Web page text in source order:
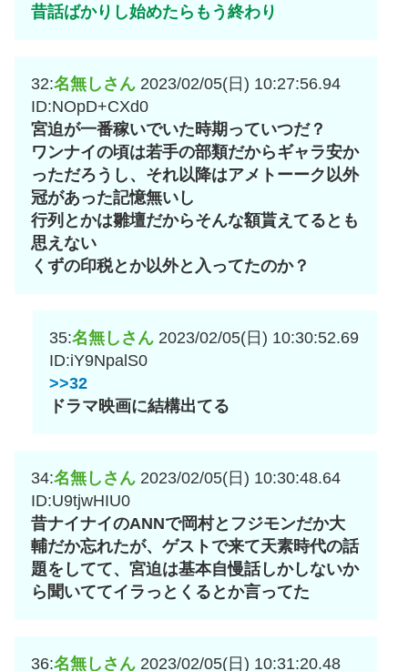
昔話ばかりし始めたらもう終わり
32:名無しさん 2023/02/05(日) 10:27:56.94
ID:NOpD+CXd0
宮迫が一番稼いでいた時期っていつだ？
ワンナイの頃は若手の部類だからギャラ安か
っただろうし、それ以降はアメトーーク以外
冠があった記憶無いし
行列とかは雛壇だからそんな額貰えてるとも
思えない
くずの印税とか以外と入ってたのか？
35:名無しさん 2023/02/05(日) 10:30:52.69
ID:iY9NpalS0
>>32
ドラマ映画に結構出てる
34:名無しさん 2023/02/05(日) 10:30:48.64
ID:U9tjwHIU0
昔ナイナイのANNで岡村とフジモンだか大
輔だか忘れたが、ゲストで来て天素時代の話
題をしてて、宮迫は基本自慢話しかしないか
ら聞いててイラっとくるとか言ってた
36:名無しさん 2023/02/05(日) 10:31:20.48